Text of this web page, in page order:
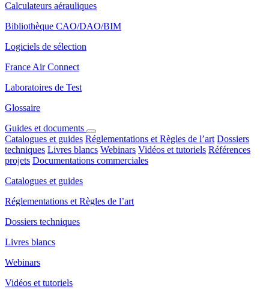
Calculateurs aérauliques
Bibliothèque CAO/DAO/BIM
Logiciels de sélection
France Air Connect
Laboratoires de Test
Glossaire
Guides et documents
Catalogues et guides Réglementations et Règles de l’art Dossiers
techniques Livres blancs Webinars Vidéos et tutoriels Références
projets Documentations commerciales
Catalogues et guides
Réglementations et Règles de l’art
Dossiers techniques
Livres blancs
Webinars
Vidéos et tutoriels